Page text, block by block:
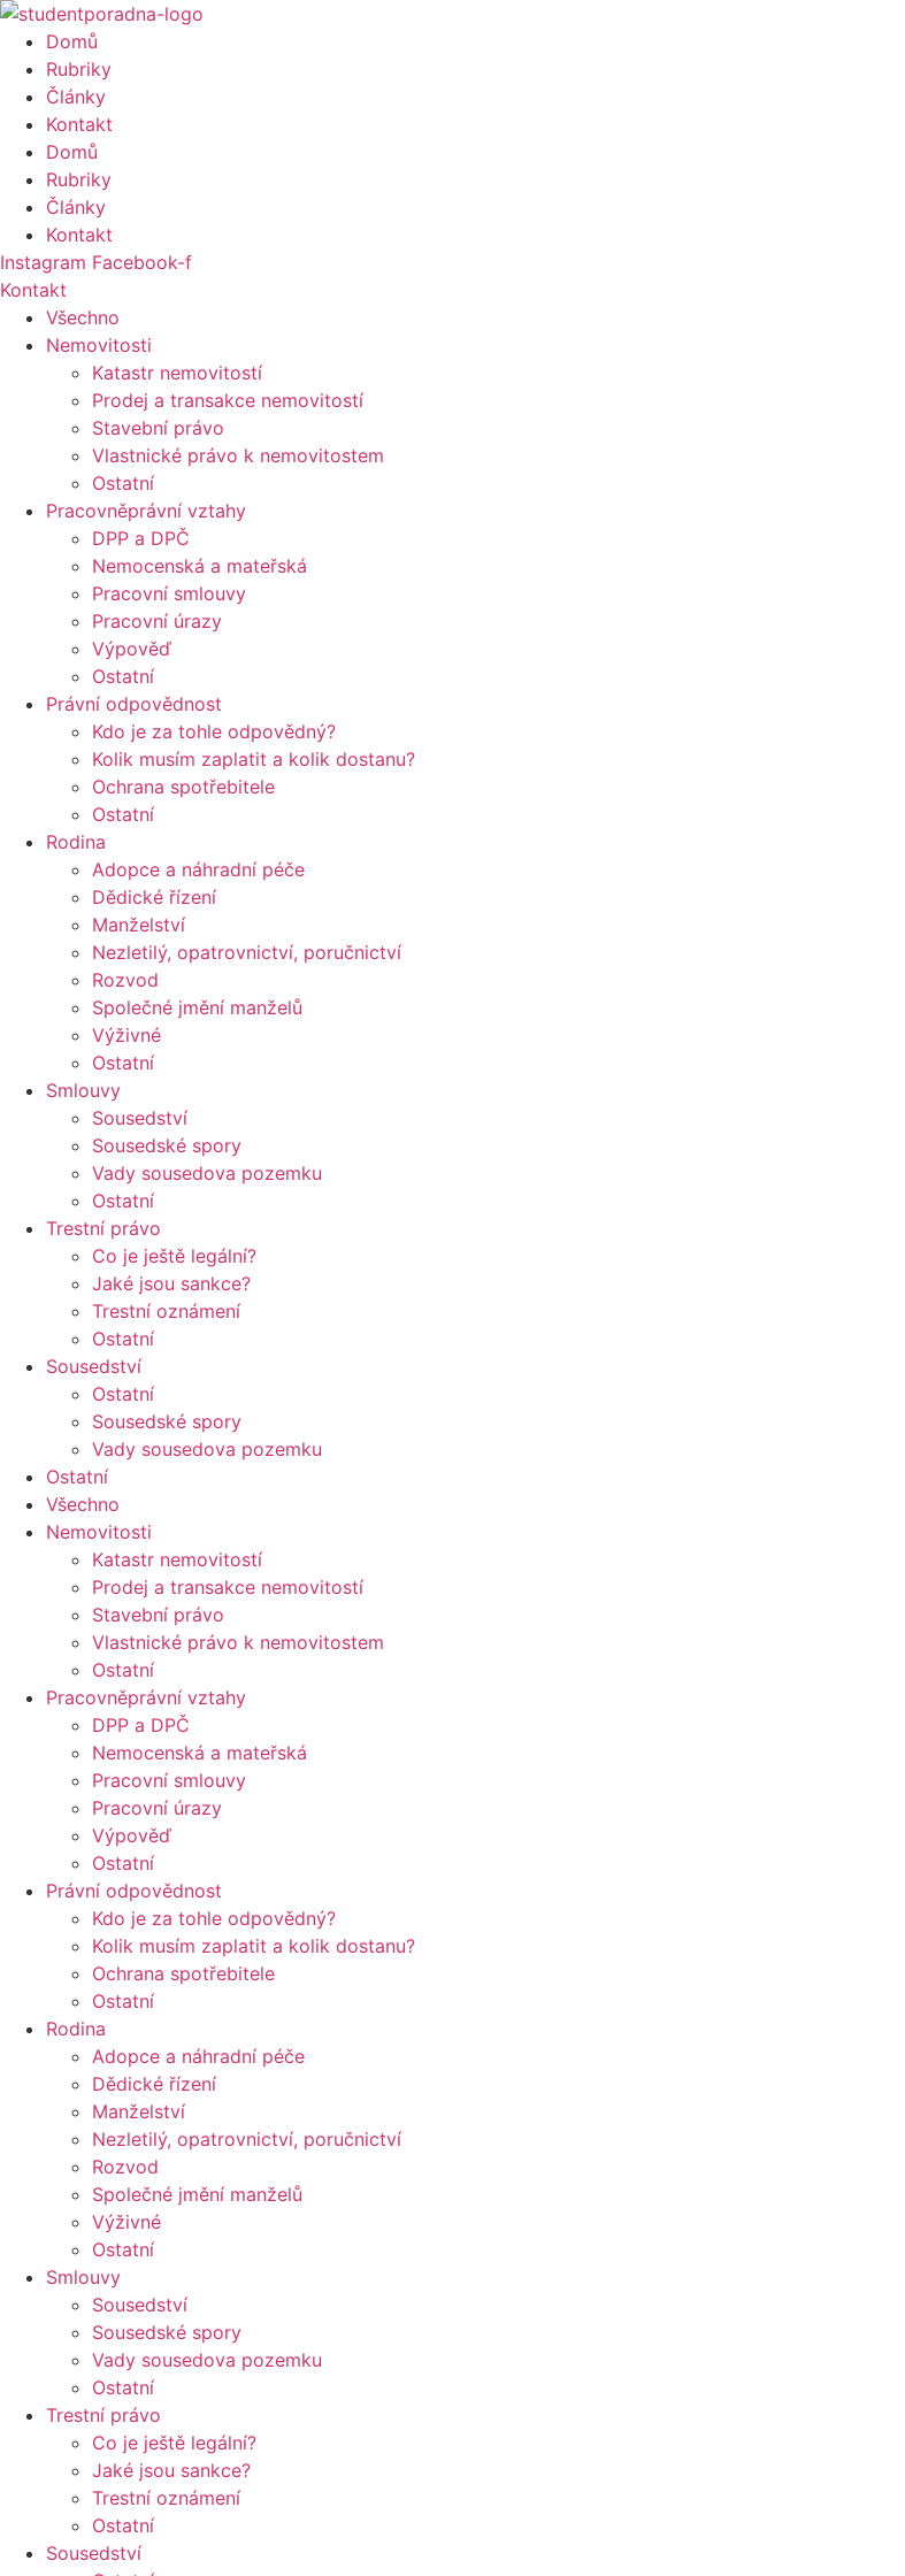
Přejít
obsahu
Domů
Rubriky
Články
Kontakt
Domů
Rubriky
Články
Kontakt
Instagram Facebook-f
Kontakt
Všechno
Nemovitosti
Katastr nemovitostí
Prodej a transakce nemovitostí
Stavební právo
Vlastnické právo k nemovitostem
Ostatní
Pracovněprávní vztahy
DPP a DPČ
Nemocenská a mateřská
Pracovní smlouvy
Pracovní úrazy
Výpověď
Ostatní
Právní odpovědnost
Kdo je za tohle odpovědný?
Kolik musím zaplatit a kolik dostanu?
Ochrana spotřebitele
Ostatní
Rodina
Adopce a náhradní péče
Dědické řízení
Manželství
Nezletilý, opatrovnictví, poručnictví
Rozvod
Společné jmění manželů
Výživné
Ostatní
Smlouvy
Sousedství
Sousedské spory
Vady sousedova pozemku
Ostatní
Trestní právo
Co je ještě legální?
Jaké jsou sankce?
Trestní oznámení
Ostatní
Sousedství
Ostatní
Sousedské spory
Vady sousedova pozemku
Ostatní
Všechno
Nemovitosti
Katastr nemovitostí
Prodej a transakce nemovitostí
Stavební právo
Vlastnické právo k nemovitostem
Ostatní
Pracovněprávní vztahy
DPP a DPČ
Nemocenská a mateřská
Pracovní smlouvy
Pracovní úrazy
Výpověď
Ostatní
Právní odpovědnost
Kdo je za tohle odpovědný?
Kolik musím zaplatit a kolik dostanu?
Ochrana spotřebitele
Ostatní
Rodina
Adopce a náhradní péče
Dědické řízení
Manželství
Nezletilý, opatrovnictví, poručnictví
Rozvod
Společné jmění manželů
Výživné
Ostatní
Smlouvy
Sousedství
Sousedské spory
Vady sousedova pozemku
Ostatní
Trestní právo
Co je ještě legální?
Jaké jsou sankce?
Trestní oznámení
Ostatní
Sousedství